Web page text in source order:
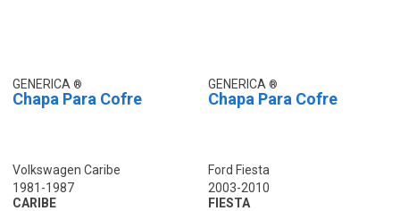
GENERICA
Chapa Para Cofre
Volkswagen Caribe
1981-1987
CARIBE
GENERICA
Chapa Para Cofre
Ford Fiesta
2003-2010
FIESTA